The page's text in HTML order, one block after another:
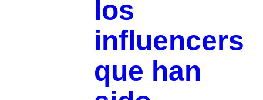
los
influencers
que han